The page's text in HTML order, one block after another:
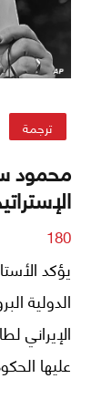
ترجمة
محمود
180
يؤكد
الدولية
الإيراني
عليها